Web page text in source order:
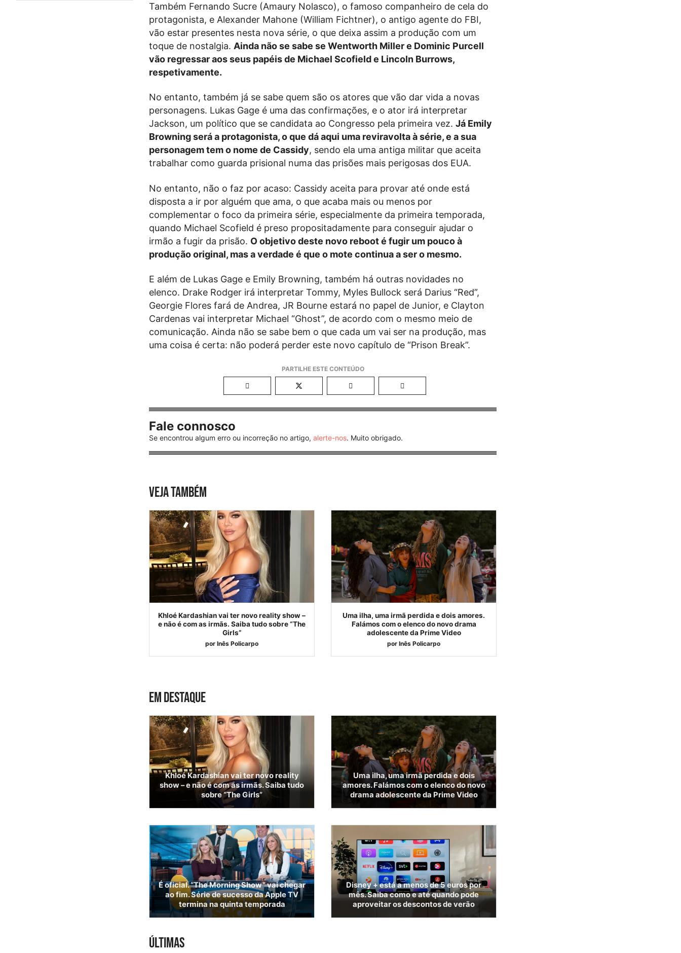
Também Fernando Sucre (Amaury Nolasco), o famoso companheiro de cela do
protagonista, e Alexander Mahone (William Fichtner), o antigo agente do FBI,
vão estar presentes nesta nova série, o que deixa assim a produção com um
toque de nostalgia. Ainda não se sabe se Wentworth Miller e Dominic Purcell
vão regressar aos seus papéis de Michael Scofield e Lincoln Burrows,
respetivamente.
No entanto, também já se sabe quem são os atores que vão dar vida a novas
personagens. Lukas Gage é uma das confirmações, e o ator irá interpretar
Jackson, um político que se candidata ao Congresso pela primeira vez.Já Emily
Browning será a protagonista, o que dá aqui uma reviravolta à série, e a sua
personagem tem o nome de Cassidy, sendo ela uma antiga militar que aceita
trabalhar como guarda prisional numa das prisões mais perigosas dos EUA.
No entanto, não o faz por acaso: Cassidy aceita para provar até onde está
disposta a ir por alguém que ama, o que acaba mais ou menos por
complementar o foco da primeira série, especialmente da primeira temporada,
quando Michael Scofield é preso propositadamente para conseguir ajudar o
irmão a fugir da prisão. O objetivo deste novo reboot é fugir um pouco à
produção original, mas a verdade é que o mote continua a ser o mesmo.
E além de Lukas Gage e Emily Browning, também há outras novidades no
elenco. Drake Rodger irá interpretar Tommy, Myles Bullock será Darius “Red”,
Georgie Flores fará de Andrea, JR Bourne estará no papel de Junior, e Clayton
Cardenas vai interpretar Michael “Ghost”, de acordo com o mesmo meio de
comunicação. Ainda não se sabe bem o que cada um vai ser na produção, mas
uma coisa é certa: não poderá perder este novo capítulo de “Prison Break”.
Fale connosco
Se encontrou algum erro ou incorreção no artigo,alerte-nos. Muito obrigado.
VEJA TAMBÉM
Khloé Kardashian vai ter novo reality show –
e não é com as irmãs. Saiba tudo sobre “The
Girls”
por Inês Policarpo
Uma ilha, uma irmã perdida e dois amores.
Falámos com o elenco do novo drama
adolescente da Prime Video
por Inês Policarpo
EM DESTAQUE
Khloé Kardashian vai ter novo reality
show – e não é com as irmãs. Saiba tudo
sobre “The Girls”
Uma ilha, uma irmã perdida e dois
amores. Falámos com o elenco do novo
drama adolescente da Prime Video
É oficial. “The Morning Show” vai chegar
ao fim. Série de sucesso da Apple TV
termina na quinta temporada
Disney + está a menos de 5 euros por
mês. Saiba como e até quando pode
aproveitar os descontos de verão
ÚLTIMAS